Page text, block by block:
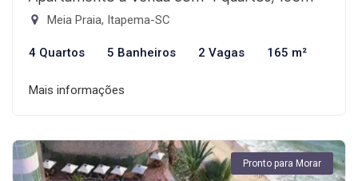
Meia Praia, Itapema-SC
4 Quartos 5 Banheiros 2 Vagas 165 m²
Mais informações
Pronto para Morar